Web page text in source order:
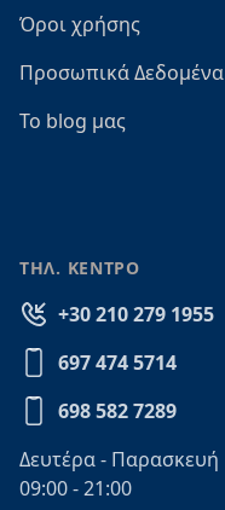
Όροι χρήσης
Προσωπικά Δεδομένα
Το blog μας
ΤΗΛ. ΚΕΝΤΡΟ
+30 210 279 1955
697 474 5714
698 582 7289
Δευτέρα - Παρασκευή
09:00 - 21:00